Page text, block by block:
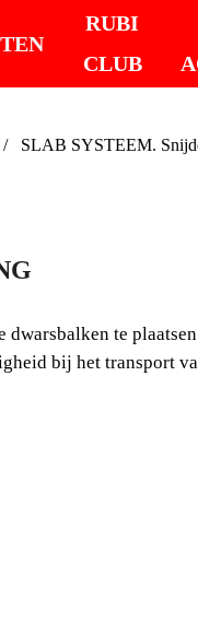
RUBI
CLUB
SLAB SYSTEEM.
dwarsbalken te
bij het transport